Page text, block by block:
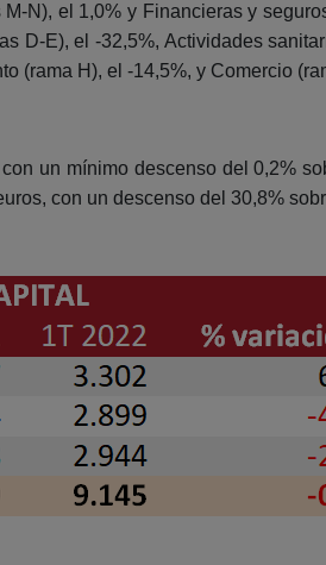
N), el 1,0% y Financieras y
D-E), el -32,5%, Actividades
(rama H), el -14,5%, y Comercio
un mínimo descenso del 0,2%
con un descenso del 30,8%